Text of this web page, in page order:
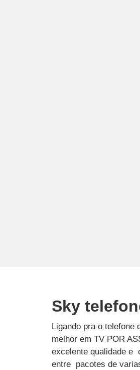
Sky
Ligando pra o telefone
melhor em TV POR
excelente qualidade e
entre pacotes de